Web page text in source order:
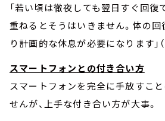
「若い頃は徹夜しても翌日すぐ回復
重ねるとそうはいきません。体の回
り計画的な休息が必要になります」（
スマートフォンとの付き合い方
スマートフォンを完全に手放すこ
せんが、上手な付き合い方が大事。